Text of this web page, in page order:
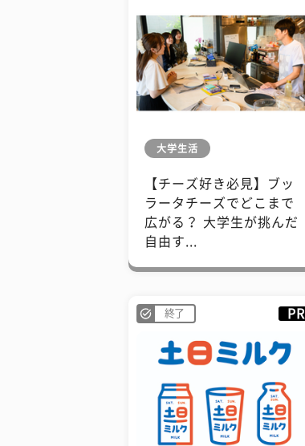
大学生活
【チーズ好き必見】ブッ
ラータチーズでどこまで
広がる？ 大学生が挑んだ
自由す...
終了 PR